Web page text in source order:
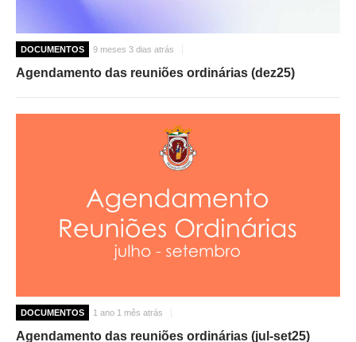
DOCUMENTOS 9 meses 3 dias atrás
Agendamento das reuniões ordinárias (dez25)
DOCUMENTOS 1 ano 1 mês atrás
Agendamento das reuniões ordinárias (jul-set25)